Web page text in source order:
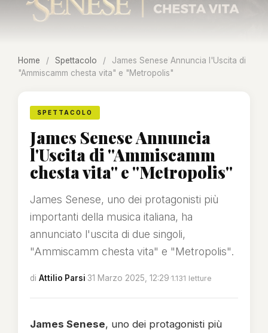
Home / Spettacolo /
James Senese Annuncia l'Uscita di
"Ammiscamm chesta vita" e "Metropolis"
SPETTACOLO
James Senese Annuncia
l'Uscita di "Ammiscamm
chesta vita" e "Metropolis"
James Senese, uno dei protagonisti più
importanti della musica italiana, ha
annunciato l'uscita di due singoli,
"Ammiscamm chesta vita" e "Metropolis".
di Attilio Parsi·31 Marzo 2025, 12:29·1.131 letture
James Senese, uno dei protagonisti più